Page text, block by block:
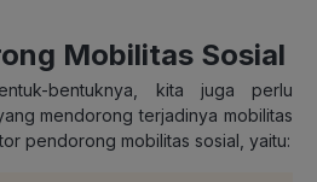
Mobilitas Sosial
bentuknya, kita juga perlu
mendorong terjadinya mobilitas
pendorong mobilitas sosial, yaitu: